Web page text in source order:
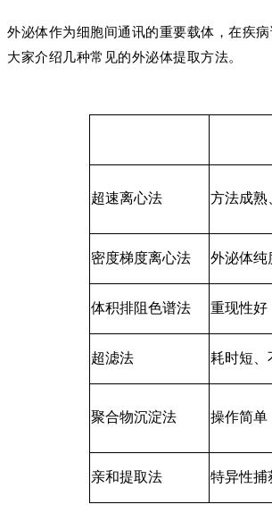
外泌体作为细胞间通讯的重要载体，在疾
大家介绍几种常见的外泌体提取方法。
超速离心法 方法成熟
密度梯度离心法 外泌体纯
体积排阻色谱法 重现性好
超滤法 耗时短、
聚合物沉淀法 操作简单
亲和提取法 特异性捕